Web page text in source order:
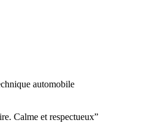
automobile
Calme et respectueux”